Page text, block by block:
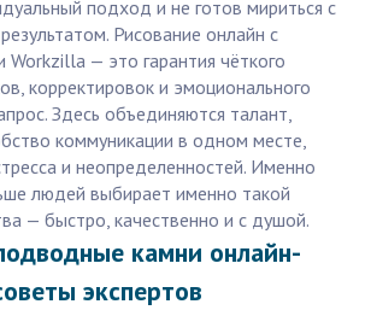
подход и не готов мириться с
Рисование онлайн с
— это гарантия чёткого
корректировок и эмоционального
Здесь объединяются талант,
коммуникации в одном месте,
и неопределенностей. Именно
людей выбирает именно такой
— быстро, качественно и с душой.
камни онлайн-
экспертов